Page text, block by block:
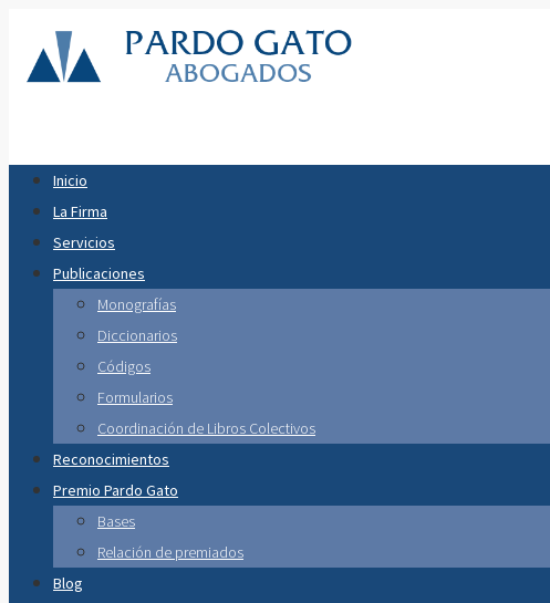
Inicio
La Firma
Servicios
Publicaciones
Monografías
Diccionarios
Códigos
Formularios
Coordinación de Libros Colectivos
Reconocimientos
Premio Pardo Gato
Bases
Relación de premiados
Blog